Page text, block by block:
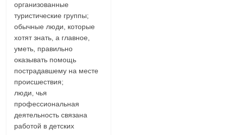
организованные
туристические группы;
обычные люди, которые
хотят знать, а главное,
уметь, правильно
оказывать помощь
пострадавшему на месте
происшествия;
люди, чья
профессиональная
деятельность связана
работой в детских